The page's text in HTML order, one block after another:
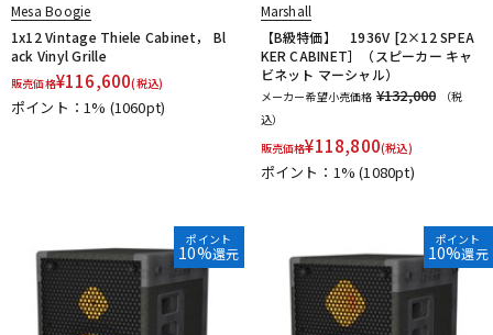
Mesa Boogie
1x12 Vintage Thiele Cabinet， Bl
ack Vinyl Grille
販売価格¥116,600(税込)
ポイント：1% (1060pt)
Marshall
【B級特価】 1936V [2×12 SPEA
KER CABINET］（スピーカー キャ
ビネット マーシャル）
メーカー希望小売価格 ¥132,000
（税
込）
販売価格¥118,800(税込)
ポイント：1%(1080pt)
ポイント
10%還元
ポイント
10%還元